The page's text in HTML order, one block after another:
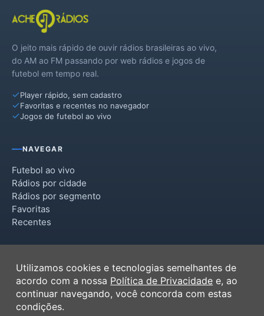
O jeito mais rápido de ouvir rádios brasileiras ao vivo,
do AM ao FM passando por web rádios e jogos de
futebol em tempo real.
Player rápido, sem cadastro
Favoritas e recentes no navegador
Jogos de futebol ao vivo
NAVEGAR
Futebol ao vivo
Rádios por cidade
Rádios por segmento
Favoritas
Recentes
Termos de Uso
Política de Privacidade
Ferramentas
Utilizamos cookies e tecnologias semelhantes de
acordo com a nossa Política de Privacidade e, ao
continuar navegando, você concorda com estas
condições.